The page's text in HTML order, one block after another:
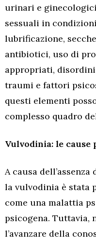
urinari e
sessuali in
lubrificazione,
antibiotici, uso di
appropriati,
traumi e fattori
questi elementi
complesso quadro
Vulvodinia: le cause
A causa
la vulvodinia è stata
come una malattia
psicogena. Tuttavia,
l’avanzare della